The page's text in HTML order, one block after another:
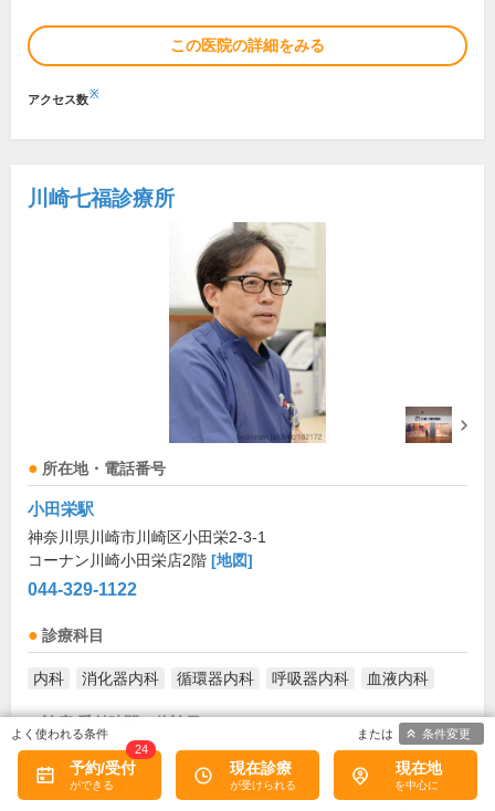
この医院の詳細をみる
アクセス数※
川崎七福診療所
所在地・電話番号
小田栄駅
神奈川県川崎市川崎区小田栄2-3-1
コーナン川崎小田栄店2階 [地図]
044-329-1122
診療科目
内科 消化器内科 循環器内科 呼吸器内科 血液内科
診療時間 火 水 木 土 日 祝
予約/受付
24
現在診療 現在地
条件変更